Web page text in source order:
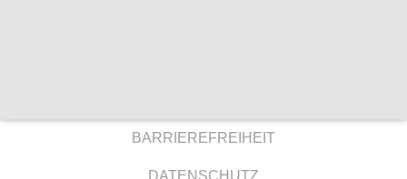
BARRIEREFREIHEIT
DATENSCHUTZ